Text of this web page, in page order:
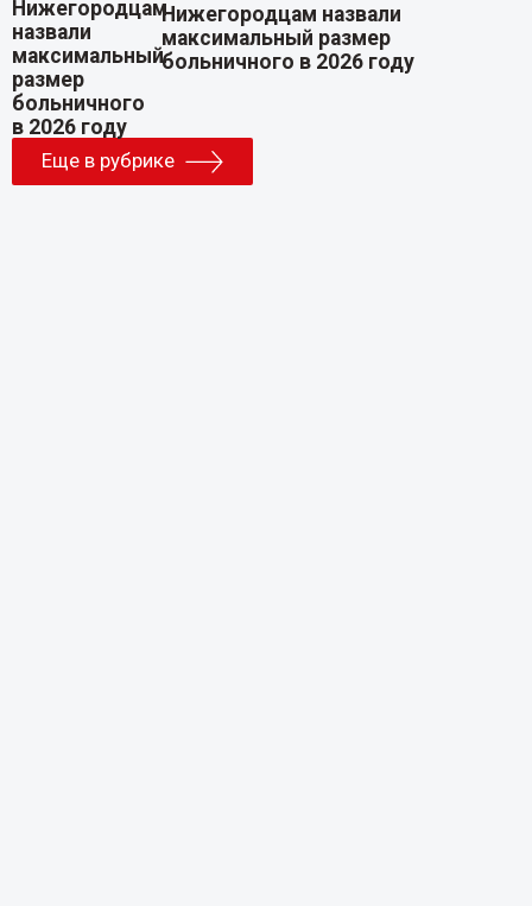
Нижегородцам назвали
максимальный размер
больничного в 2026 году
Еще в рубрике